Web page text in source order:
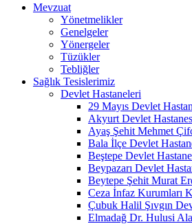
Mevzuat
Yönetmelikler
Genelgeler
Yönergeler
Tüzükler
Tebliğler
Sağlık Tesislerimiz
Devlet Hastaneleri
29 Mayıs Devlet
Akyurt Devlet
Ayaş Şehit Mehmet
Bala İlçe Devlet
Beştepe Devlet
Beypazarı Devlet
Beytepe Şehit Murat
Ceza İnfaz Kurumları
Çubuk Halil Şıvgın
Elmadağ Dr. Hulusi